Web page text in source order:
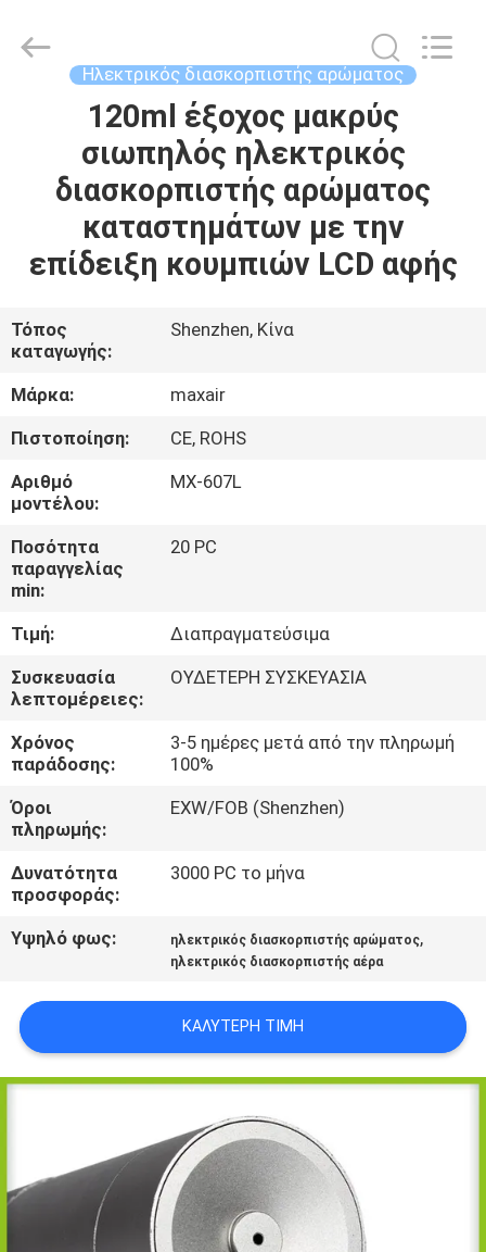
ΠΡΟΪΌΝΤΑ
ΠΕΡΊΠΟΥ
ΓΎΡΟΣ
ΕΡΓΟΣΤΑΣΊΩΝ
ΠΟΙΟΤΙΚΌΣ
ΈΛΕΓΧΟΣ
ΜΑΣ
ΣΕ
ΕΠΑΦΉ
ΈΝΑ
ΑΠΌΣΠΑΣΜΑ
SHOPPING
SITEMAP
Ηλεκτρικός διασκορπιστής αρώματος
120ml έξοχος μακρύς
σιωπηλός ηλεκτρικός
διασκορπιστής αρώματος
καταστημάτων με την
επίδειξη κουμπιών LCD αφής
Τόπος
καταγωγής:
Shenzhen, Κίνα
Μάρκα:
maxair
Πιστοποίηση:
CE, ROHS
Αριθμό
μοντέλου:
MX-607L
Ποσότητα
παραγγελίας
min:
20 PC
Τιμή:
Διαπραγματεύσιμα
Συσκευασία
λεπτομέρειες:
ΟΥΔΕΤΕΡΗ ΣΥΣΚΕΥΑΣΙΑ
Χρόνος
παράδοσης:
3-5 ημέρες μετά από την πληρωμή
100%
Όροι
πληρωμής:
EXW/FOB (Shenzhen)
Δυνατότητα
προσφοράς:
3000 PC το μήνα
Υψηλό φως: ηλεκτρικός διασκορπιστής αρώματος,
ηλεκτρικός διασκορπιστής αέρα
ΚΑΛΎΤΕΡΗ ΤΙΜΉ